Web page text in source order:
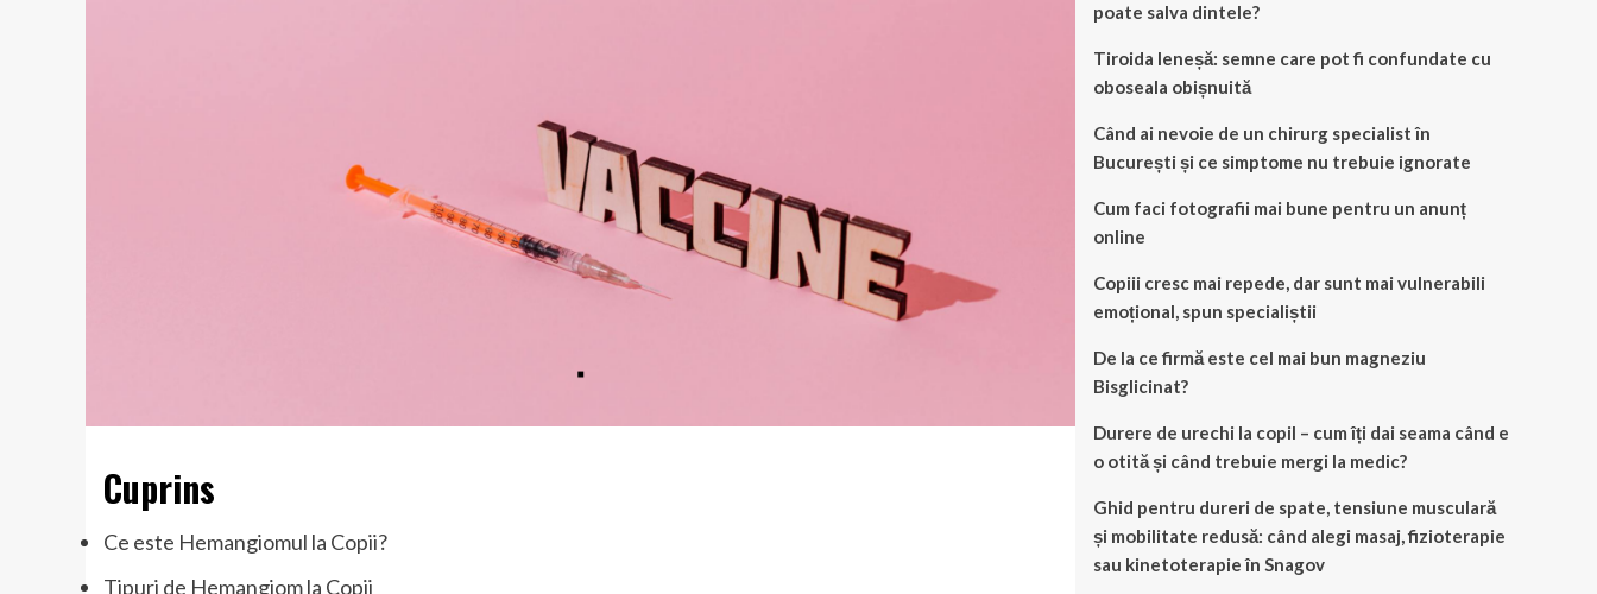
Cuprins
Ce este Hemangiomul la Copii?
Tipuri de Hemangiom la Copii
poate salva dintele?
Tiroida leneșă: semne care pot fi confundate cu
oboseala obișnuită
Când ai nevoie de un chirurg specialist în
București și ce simptome nu trebuie ignorate
Cum faci fotografii mai bune pentru un anunț
online
Copiii cresc mai repede, dar sunt mai vulnerabili
emoțional, spun specialiștii
De la ce firmă este cel mai bun magneziu
Bisglicinat?
Durere de urechi la copil – cum îți dai seama când e
o otită și când trebuie mergi la medic?
Ghid pentru dureri de spate, tensiune musculară
și mobilitate redusă: când alegi masaj, fizioterapie
sau kinetoterapie în Snagov